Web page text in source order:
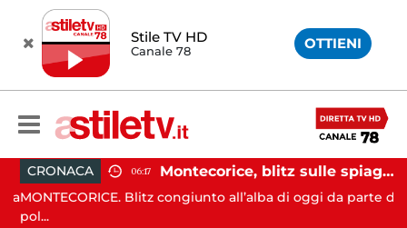
Stile TV HD
Canale 78 OTTIENI
CRONACA 06:17 Montecorice, blitz sulle spiagge libere: sequestrati oltre 300 ombrelloni e lettini lasciati sull’arenile
MONTECORICE. Blitz congiunto all’alba di oggi da parte di
pol...